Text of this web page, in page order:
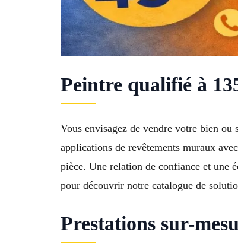
Peintre qualifié à
Vous envisagez de vendre votre bien
applications de revêtements muraux
pièce. Une relation de confiance et une
pour découvrir notre catalogue de
Prestations sur-